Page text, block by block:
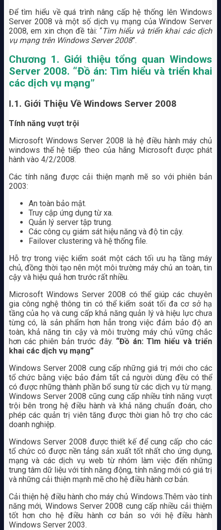
Để tìm hiểu về quá trình nâng cấp hệ thống lên Windows
Server 2008 và một số dịch vụ mạng của Window Server
2008, em xin chọn đề tài: “Tìm hiểu và triển khai các dịch
vụ mạng trên Windows Server 2008”.
Chương 1. Giới thiệu tổng quan Windows
Server 2008. “Đồ án: Tìm hiểu và triển khai
các dịch vụ mạng”
I.1. Giới Thiệu Về Windows Server 2008
Tính năng vượt trội
Microsoft Windows Server 2008 là hệ điều hành máy chủ
windows thế hệ tiếp theo của hãng Microsoft được phát
hành vào 4/2/2008.
Các tính năng được cải thiện mạnh mẽ so với phiên bản
2003:
An toàn bảo mật.
Truy cập ứng dụng từ xa.
Quản lý server tập trung.
Các công cụ giám sát hiệu năng và độ tin cậy.
Failover clustering và hệ thống file.
Hỗ trợ trong việc kiểm soát một cách tối ưu hạ tầng máy
chủ, đồng thời tạo nên một môi trường máy chủ an toàn, tin
cậy và hiệu quả hơn trước rất nhiều.
Microsoft Windows Server 2008 có thể giúp các chuyên
gia công nghệ thông tin có thể kiểm soát tối đa cơ sở hạ
tầng của họ và cung cấp khả năng quản lý và hiệu lực chưa
từng có, là sản phẩm hơn hẳn trong việc đảm bảo độ an
toàn, khả năng tin cậy và môi trường máy chủ vững chắc
hơn các phiên bản trước đây. “Đồ án: Tìm hiểu và triển
khai các dịch vụ mạng”
Windows Server 2008 cung cấp những giá trị mới cho các
tổ chức bằng việc bảo đảm tất cả người dùng đều có thể
có được những thành phần bổ sung từ các dịch vụ từ mạng.
Windows Server 2008 cũng cung cấp nhiều tính năng vượt
trội bên trong hệ điều hành và khả năng chuẩn đoán, cho
phép các quản trị viên tăng được thời gian hỗ trợ cho các
doanh nghiệp.
Windows Server 2008 được thiết kế để cung cấp cho các
tổ chức có được nền tảng sản xuất tốt nhất cho ứng dụng,
mạng và các dịch vụ web từ nhóm làm việc đến những
trung tâm dữ liệu với tính năng động, tính năng mới có giá trị
và những cải thiện mạnh mẽ cho hệ điều hành cơ bản.
Cải thiện hệ điều hành cho máy chủ Windows.Thêm vào tính
năng mới, Windows Server 2008 cung cấp nhiều cải thiệm
tốt hơn cho hệ điều hành cơ bản so với hệ điều hành
Windows Server 2003.